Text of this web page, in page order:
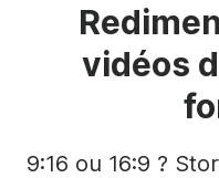
vidéos
9:16 ou 16:9 ?